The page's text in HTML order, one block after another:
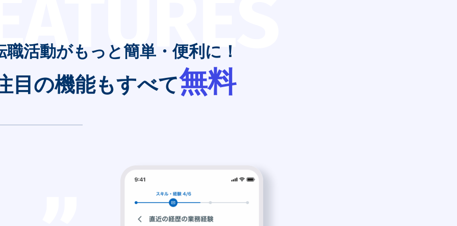
職活動がもっと簡単・便利に！
目の機能もすべて無料